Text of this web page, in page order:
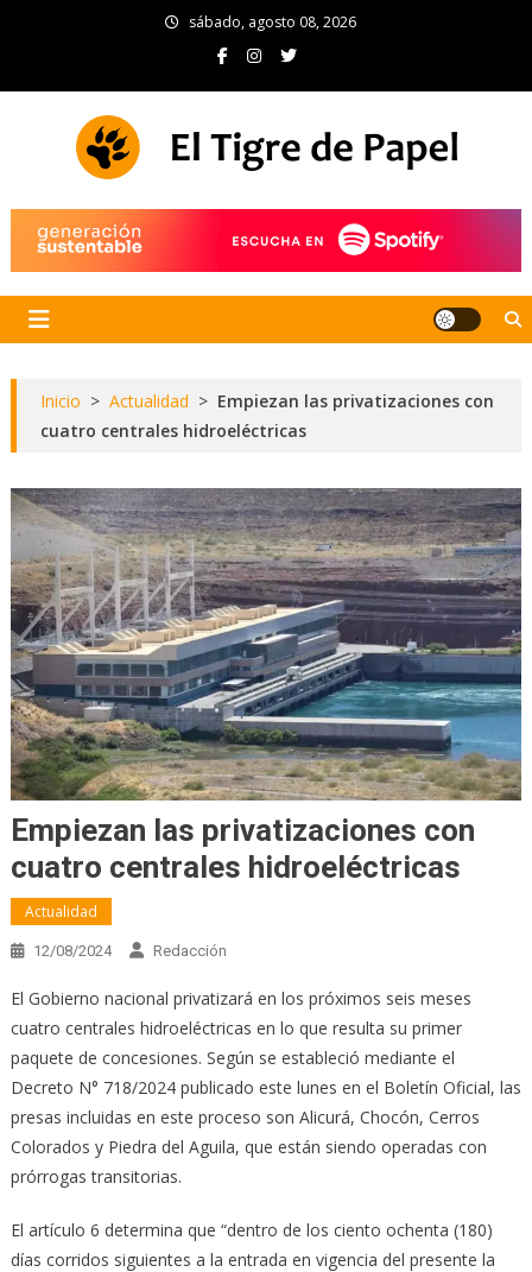
sábado, agosto 08, 2026
Inicio > Actualidad > Empiezan las privatizaciones con
cuatro centrales hidroeléctricas
Empiezan las privatizaciones con
cuatro centrales hidroeléctricas
Actualidad
12/08/2024 Redacción
El Gobierno nacional privatizará en los próximos seis meses
cuatro centrales hidroeléctricas en lo que resulta su primer
paquete de concesiones. Según se estableció mediante el
Decreto N° 718/2024 publicado este lunes en el Boletín Oficial, las
presas incluidas en este proceso son Alicurá, Chocón, Cerros
Colorados y Piedra del Aguila, que están siendo operadas con
prórrogas transitorias.
El artículo 6 determina que “dentro de los ciento ochenta (180)
días corridos siguientes a la entrada en vigencia del presente la